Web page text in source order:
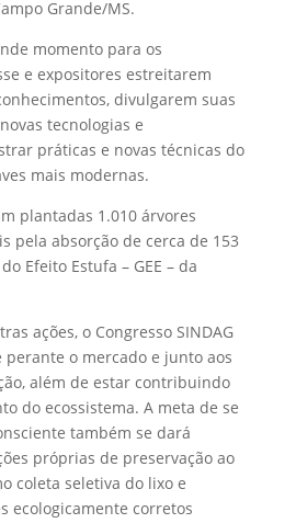
Grande/MS.
momento para os
e expositores estreitarem
divulgarem suas
tecnologias e
práticas e novas técnicas do
mais modernas.
plantadas 1.010 árvores
pela absorção de cerca de 153
Efeito Estufa – GEE – da
ações, o Congresso SINDAG
o mercado e junto aos
além de estar contribuindo
do ecossistema. A meta de se
também se dará
próprias de preservação ao
coleta seletiva do lixo e
ecologicamente corretos